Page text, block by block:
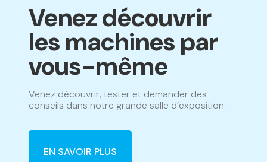
Venez découvrir
les machines par
vous-même
Venez découvrir, tester et demander des
conseils dans notre grande salle d’exposition.
EN SAVOIR PLUS